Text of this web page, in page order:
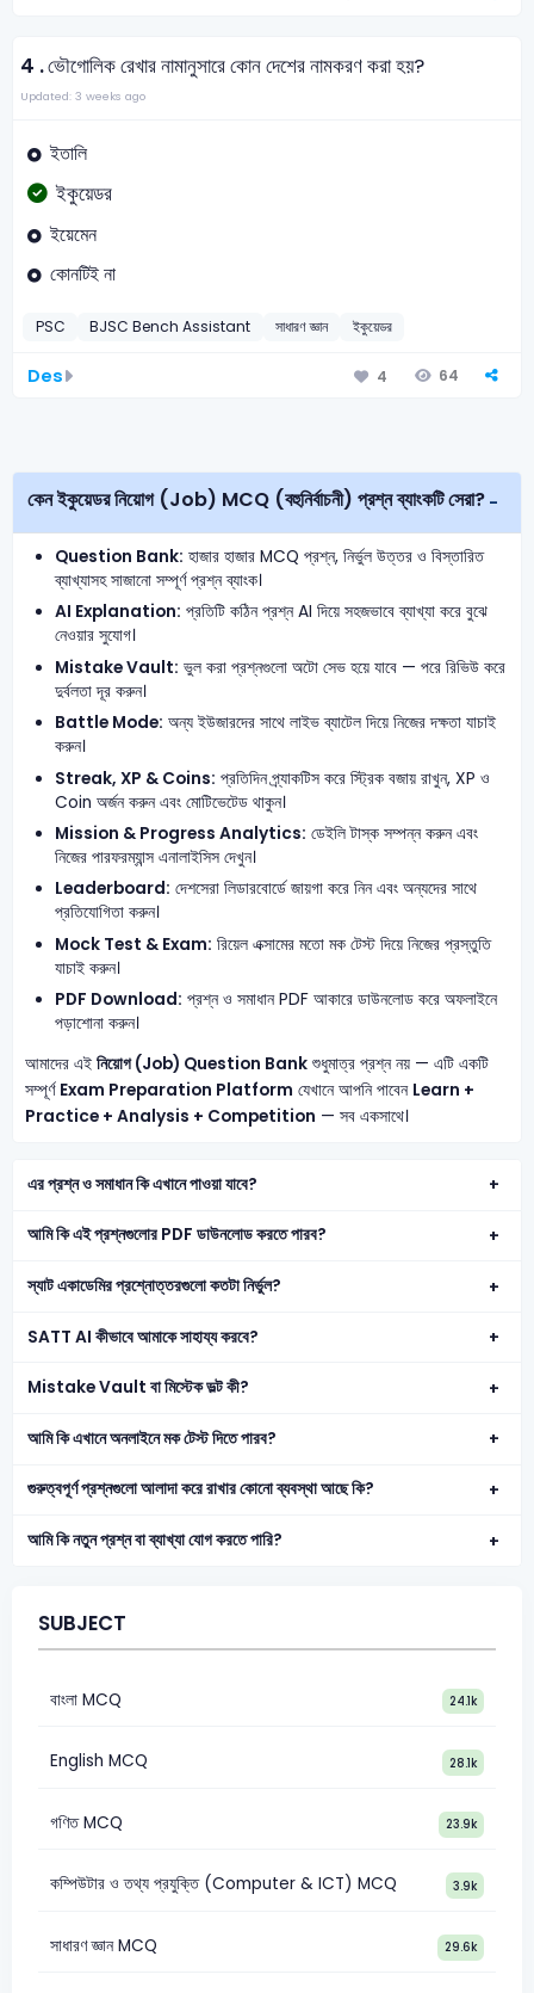
4 .ভৌগোলিক রেখার নামানুসারে কোন দেশের নামকরণ করা হয়?
Updated: 3 weeks ago
ইতালি
ইকুয়েডর
ইয়েমেন
কোনটিই না
PSC BJSC Bench Assistant সাধারণ জ্ঞান ইকুয়েডর
Des 4 64
কেন ইকুয়েডর নিয়োগ (Job) MCQ (বহুনির্বাচনী) প্রশ্ন ব্যাংকটি সেরা?
Question Bank: হাজার হাজার MCQ প্রশ্ন, নির্ভুল উত্তর ও বিস্তারিত
ব্যাখ্যাসহ সাজানো সম্পূর্ণ প্রশ্ন ব্যাংক।
AI Explanation: প্রতিটি কঠিন প্রশ্ন AI দিয়ে সহজভাবে ব্যাখ্যা করে বুঝে
নেওয়ার সুযোগ।
Mistake Vault: ভুল করা প্রশ্নগুলো অটো সেভ হয়ে যাবে — পরে রিভিউ করে
দুর্বলতা দূর করুন।
Battle Mode: অন্য ইউজারদের সাথে লাইভ ব্যাটেল দিয়ে নিজের দক্ষতা যাচাই
করুন।
Streak, XP & Coins: প্রতিদিন প্র্যাকটিস করে স্ট্রিক বজায় রাখুন, XP ও
Coin অর্জন করুন এবং মোটিভেটেড থাকুন।
Mission & Progress Analytics: ডেইলি টাস্ক সম্পন্ন করুন এবং
নিজের পারফরম্যান্স এনালাইসিস দেখুন।
Leaderboard: দেশসেরা লিডারবোর্ডে জায়গা করে নিন এবং অন্যদের সাথে
প্রতিযোগিতা করুন।
Mock Test & Exam: রিয়েল এক্সামের মতো মক টেস্ট দিয়ে নিজের প্রস্তুতি
যাচাই করুন।
PDF Download: প্রশ্ন ও সমাধান PDF আকারে ডাউনলোড করে অফলাইনে
পড়াশোনা করুন।
আমাদের এই নিয়োগ (Job) Question Bankশুধুমাত্র প্রশ্ন নয় — এটি একটি
সম্পূর্ণ Exam Preparation Platform যেখানে আপনি পাবেন Learn +
Practice + Analysis + Competition — সব একসাথে।
এর প্রশ্ন ও সমাধান কি এখানে পাওয়া যাবে?
আমি কি এই প্রশ্নগুলোর PDF ডাউনলোড করতে পারব?
স্যাট একাডেমির প্রশ্নোত্তরগুলো কতটা নির্ভুল?
SATT AI কীভাবে আমাকে সাহায্য করবে?
Mistake Vault বা মিস্টেক ভল্ট কী?
আমি কি এখানে অনলাইনে মক টেস্ট দিতে পারব?
গুরুত্বপূর্ণ প্রশ্নগুলো আলাদা করে রাখার কোনো ব্যবস্থা আছে কি?
আমি কি নতুন প্রশ্ন বা ব্যাখ্যা যোগ করতে পারি?
SUBJECT
বাংলা MCQ 24.1k
English MCQ 28.1k
গণিত MCQ 23.9k
কম্পিউটার ও তথ্য প্রযুক্তি (Computer & ICT) MCQ 3.9k
সাধারণ জ্ঞান MCQ 29.6k